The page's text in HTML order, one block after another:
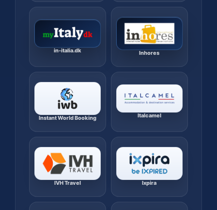
in-italia.dk Inhores
Instant World Booking Italcamel
IVH Travel Ixpira